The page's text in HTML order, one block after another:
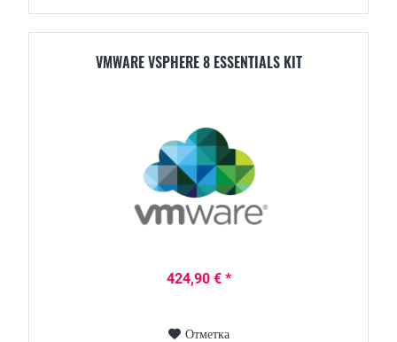
VMWARE VSPHERE 8 ESSENTIALS KIT
424,90 € *
Отметка